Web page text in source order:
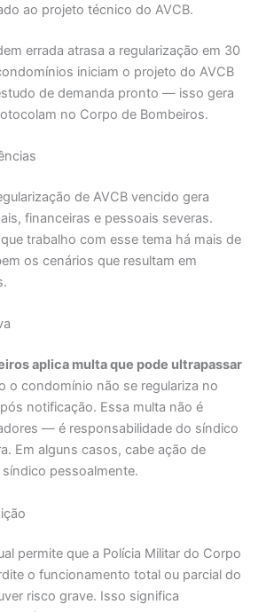
ao projeto técnico do AVCB.
errada atrasa a regularização em 30
iniciam o projeto do AVCB
de demanda pronto — isso gera
no Corpo de Bombeiros.
de AVCB vencido gera
financeiras e pessoais severas.
trabalho com esse tema há mais de
os cenários que resultam em
aplica multa que pode ultrapassar
o condomínio não se regulariza no
notificação. Essa multa não é
— é responsabilidade do síndico
Em alguns casos, cabe ação de
pessoalmente.
permite que a Polícia Militar do Corpo
o funcionamento total ou parcial do
risco grave. Isso significa